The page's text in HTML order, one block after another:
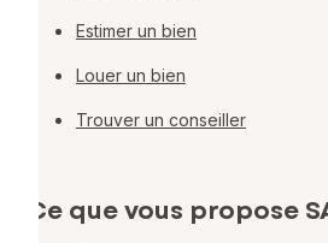
Estimer un bien
Louer un bien
Trouver un conseiller
Ce que vous propose